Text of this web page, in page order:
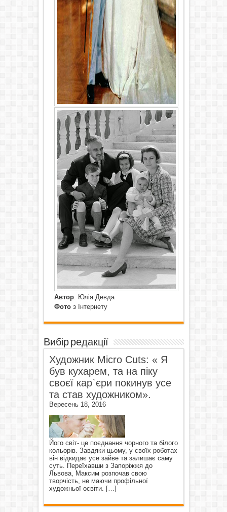
Автор: Юлія Девда
Фотоз Інтернету
Вибір редакції
Художник Micro Cuts: « Я
був кухарем, та на піку
своєї кар`єри покинув усе
та став художником».
Вересень 18, 2016
Його світ- це поєднання чорного та білого
кольорів. Завдяки цьому, у своїх роботах
він відкидає усе зайве та залишає саму
суть. Переїхавши з Запоріжжя до
Львова, Максим розпочав свою
творчість, не маючи профільної
художньої освіти. […]